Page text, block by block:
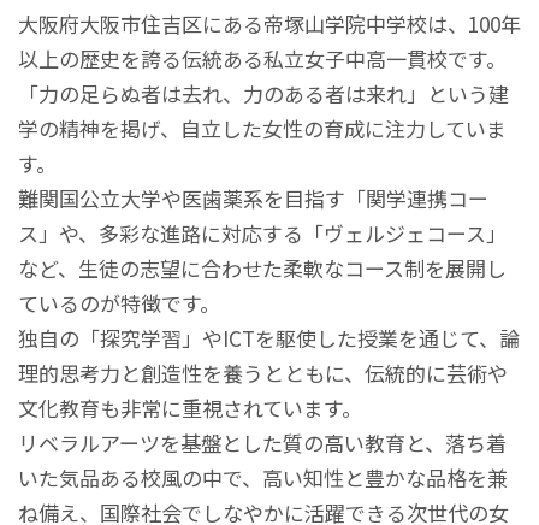
大阪府大阪市住吉区にある帝塚山学院中学校は、100年
以上の歴史を誇る伝統ある私立女子中高一貫校です。
「力の足らぬ者は去れ、力のある者は来れ」という建
学の精神を掲げ、自立した女性の育成に注力していま
す。
難関国公立大学や医歯薬系を目指す「関学連携コー
ス」や、多彩な進路に対応する「ヴェルジェコース」
など、生徒の志望に合わせた柔軟なコース制を展開し
ているのが特徴です。
独自の「探究学習」やICTを駆使した授業を通じて、論
理的思考力と創造性を養うとともに、伝統的に芸術や
文化教育も非常に重視されています。
リベラルアーツを基盤とした質の高い教育と、落ち着
いた気品ある校風の中で、高い知性と豊かな品格を兼
ね備え、国際社会でしなやかに活躍できる次世代の女